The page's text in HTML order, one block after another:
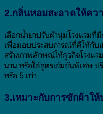
2.กลิ่นหอมสะอาดให้คว
เลือกน้ำยาปรับผ้านุ่มโรงแรม
เพื่อมอบประสบการณ์ที่ดีให้กับแ
สร้างภาพลักษณ์ให้ธุรกิจโรงแ
นาน หรือใช้สูตรเข้มข้นพิเศษ ป
หรือ 5 เท่า
3.เหมาะกับการซักผ้าใ